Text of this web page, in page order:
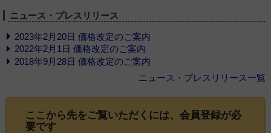
ニュース・プレスリリース
2023年2月20日 価格改定のご案内
2022年2月1日 価格改定のご案内
2018年9月28日 価格改定のご案内
ニュース・プレスリリース一覧
ここから先をご覧いただくには、 会員登録が必
要です